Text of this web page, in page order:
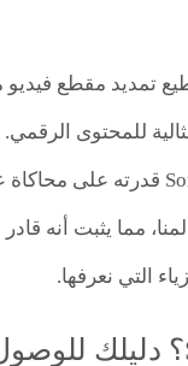
تمديد مقطع فيديو
للمحتوى الرقمي.
مما يثبت أنه
التي نعرفها.